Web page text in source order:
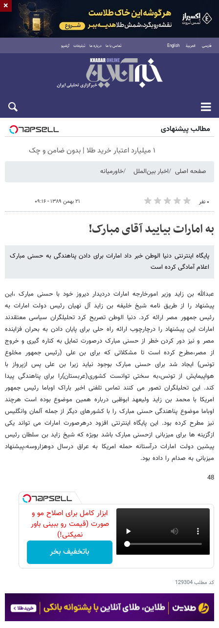
فارسی العربية English تماس با ما درباره ما تبلیغات آرشیو
جمعه ۱۶ مرداد ۱۴۰۵
مطالب پیشنهادی
۱ میلیارد اعتبار خرید طلا | بدون ضامن و چک
صفحه اصلی اخبار بین‌الملل خاورمیانه
۰ نفر ۲۱ بهمن ۱۳۸۹ - ۰۹:۱۶
به امارات بیایید آقای مبارک!
پایگاه اینترنتی دنیا الوطن خبر داد امارات برای دادن پناهندگی به حسنی مبارک
اعلام آمادگی کرده است
عبدالله بن زاید وزیر امورخارجه امارات دردیدار دیروز خود با حسنی مبارک ،این
پیشنهاد را از طریق نامه شیخ خلیفه بن زاید آل نهیان رئیس دولت امارات به
رئیس جمهور مصر ارائه کرد. دنیا الوطن تصریح کرد تحلیلگران سیاسی معتقدند
امارات این پیشنهاد را درچارچوب ارائه راه حلی برای پایان دادن به بحران فزاینده
مصر و نیز دور کردن خطر از حسنی مبارک درصورت تمایل به کناره گیری و خروج
از مصر،مطرح کرده است تا مشکلاتی که برای بن علی (رئیس جمهور مخلوع
تونس) ایجاد شد برای حسنی مبارک بوجود نیاید زیرا بن علی پس ازپرواز با
هواپیمایش از تونس،به سختی توانست کشوری(عربستان)را برای پناهندگی پیدا
کند. این تحلیلگران تصور می کنند تماس تلفنی اخیر باراک اوباما رئیس جمهور
امریکا با محمد بن زاید ولیعهد ابوظبی درباره همین موضوع بوده است هرچند
اوباما موضوع پناهندگی حسنی مبارک را با کشورهای دیگر از جمله آلمان وانگلیس
نیز مطرح کرده بود. این پایگاه اینترنتی افزود درهرصورت امارات می تواند یکی
ازگزینه ها برای میزبانی ازحسنی مبارک باشد بویژه که شیخ زاید بن سلطان رئیس
پیشین دولت امارات درآستانه حمله امریکا به عراق درسال دوهزاروسه،پیشنهاد
میزبانی به صدام را داده بود.
48
ابزار کامل برای اصلاح مو و
صورت (قیمت رو ببینی باور
نمیکنی!)
باتخفیف بخر
کد مطلب129304
×